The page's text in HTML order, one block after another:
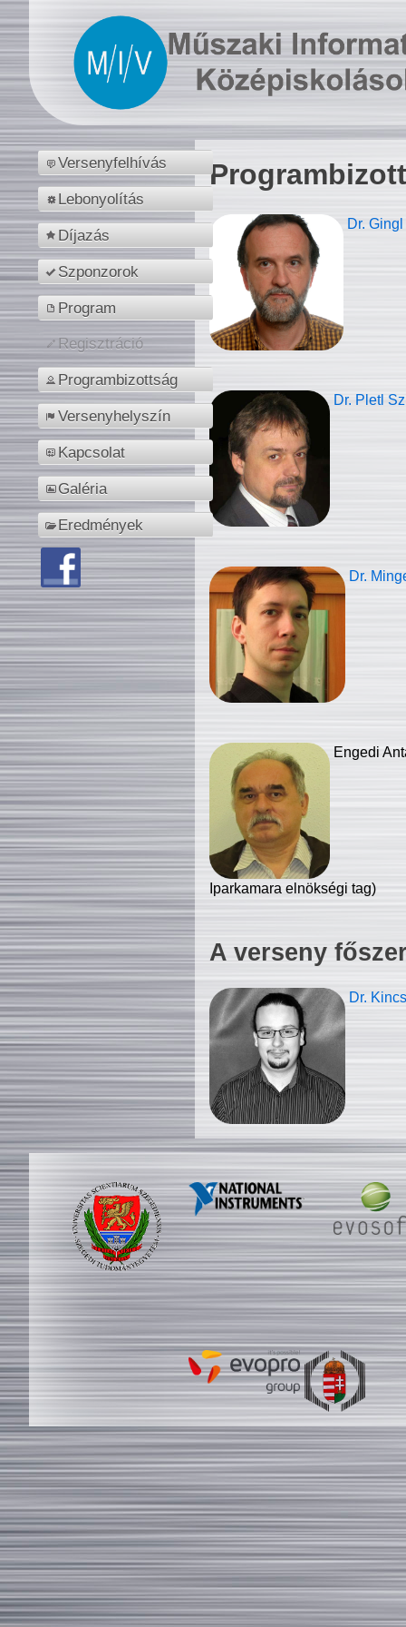
Versenyfelhívás
Lebonyolítás
Díjazás
Szponzorok
Program
Regisztráció
Programbizottság
Versenyhelyszín
Kapcsolat
Galéria
Eredmények
Dr.
Dr. Pletl
Dr.
Engedi
Iparkamara elnökségi tag)
A verseny
Dr.